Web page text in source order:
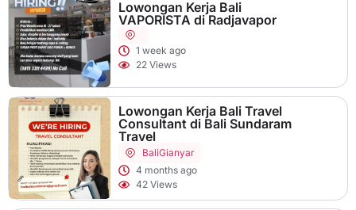
Lowongan Kerja Bali
VAPORISTA di Radjavapor
1 week ago
22 Views
Lowongan Kerja Bali Travel
Consultant di Bali Sundaram
Travel
BaliGianyar
4 months ago
42 Views